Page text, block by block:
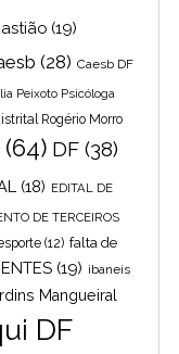
(19)
(28) Caesb DF
Peixoto Psicóloga
Rogério Morro
(64) DF (38)
(18) EDITAL DE
DE TERCEIROS
(12) falta de
(19) ibaneis
Mangueiral
DF